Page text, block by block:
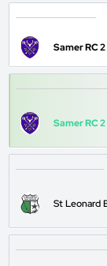
Samer RC 2
Samer RC 2
St Leonard